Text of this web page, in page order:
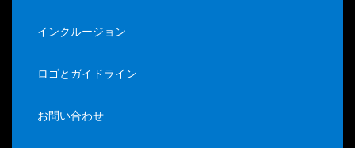
インクルージョン
ロゴとガイドライン
お問い合わせ